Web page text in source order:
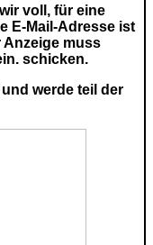
voll, für eine
E-Mail-Adresse ist
muss
schicken.
werde teil der